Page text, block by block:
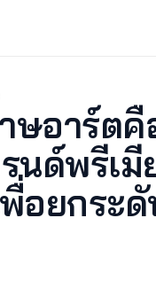
ษอาร์ตคื
นด์พรีเมี
พื่อยกระ